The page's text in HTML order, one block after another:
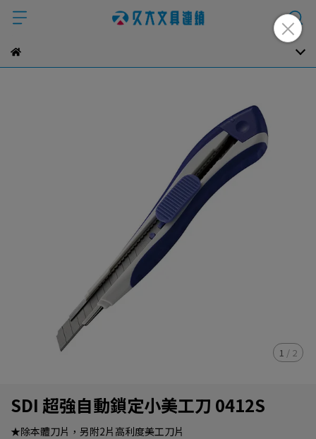
1 / 2
SDI 超強自動鎖定小美工刀 0412S
★除本體刀片，另附2片高利度美工刀片